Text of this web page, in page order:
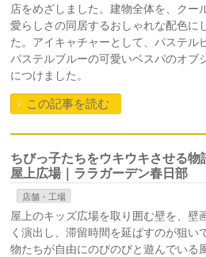
店をめざしました。建物全体を、クー
愛らしさの同居するおしゃれな配色に
た。アイキャチャーとして、パステル
パステルブルーの可愛いベスパのオブ
につけました。
この記事を読む
ちびっ子たちをウキウキさせる物
屋上広場｜ララガーデン春日部
店舗・工場
屋上のキッズ広場を取り囲む壁を、壁
く演出し、滞留時間を延ばすのが狙い
物たちが自由にのびのびと遊んでいる